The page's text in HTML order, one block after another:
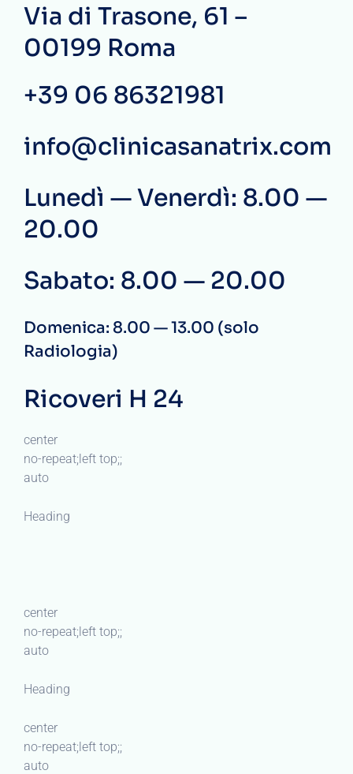
Via di Trasone, 61 –
00199 Roma
+39 06 86321981
info@clinicasanatrix.com
Lunedì — Venerdì: 8.00 —
20.00
Sabato: 8.00 — 20.00
Domenica: 8.00 — 13.00 (solo
Radiologia)
Ricoveri H 24
center
no-repeat;left top;;
auto
Heading
center
no-repeat;left top;;
auto
Heading
center
no-repeat;left top;;
auto